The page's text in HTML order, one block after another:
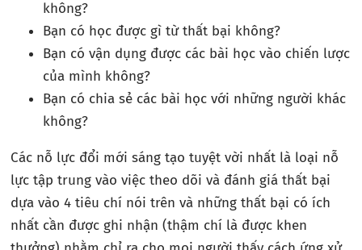
không?
Bạn có học được gì từ thất bại không?
Bạn có vận dụng được các bài học vào chiến lược
của mình không?
Bạn có chia sẻ các bài học với những người khác
không?
Các nỗ lực đổi mới sáng tạo tuyệt vời nhất là loại nỗ
lực tập trung vào việc theo dõi và đánh giá thất bại
dựa vào 4 tiêu chí nói trên và những thất bại có ích
nhất cần được ghi nhận (thậm chí là được khen